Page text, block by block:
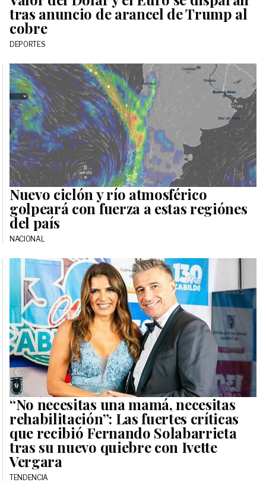
tras anuncio de arancel de Trump al
cobre
DEPORTES
Nuevo ciclón y río atmosférico
golpeará con fuerza a estas regiónes
del país
NACIONAL
“No necesitas una mamá, necesitas
rehabilitación”: Las fuertes críticas
que recibió Fernando Solabarrieta
tras su nuevo quiebre con Ivette
Vergara
TENDENCIA